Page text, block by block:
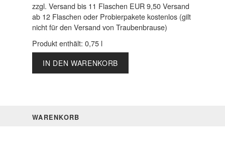
zzgl. Versand bis 11 Flaschen EUR 9,50 Versand
ab 12 Flaschen oder Probierpakete kostenlos (gilt
nicht für den Versand von Traubenbrause)
Produkt enthält: 0,75 l
IN DEN WARENKORB
WARENKORB